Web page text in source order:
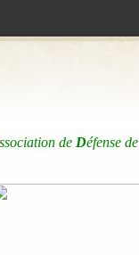
ssociation de Défense